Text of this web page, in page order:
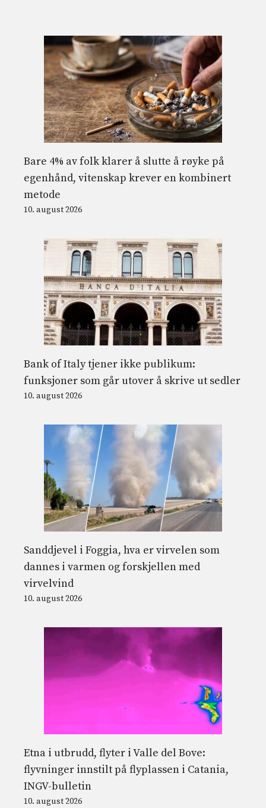
Bare 4% av folk klarer å slutte å røyke på
egenhånd, vitenskap krever en kombinert
metode
10. august 2026
Bank of Italy tjener ikke publikum:
funksjoner som går utover å skrive ut sedler
10. august 2026
Sanddjevel i Foggia, hva er virvelen som
dannes i varmen og forskjellen med
virvelvind
10. august 2026
Etna i utbrudd, flyter i Valle del Bove:
flyvninger innstilt på flyplassen i Catania,
INGV-bulletin
10. august 2026